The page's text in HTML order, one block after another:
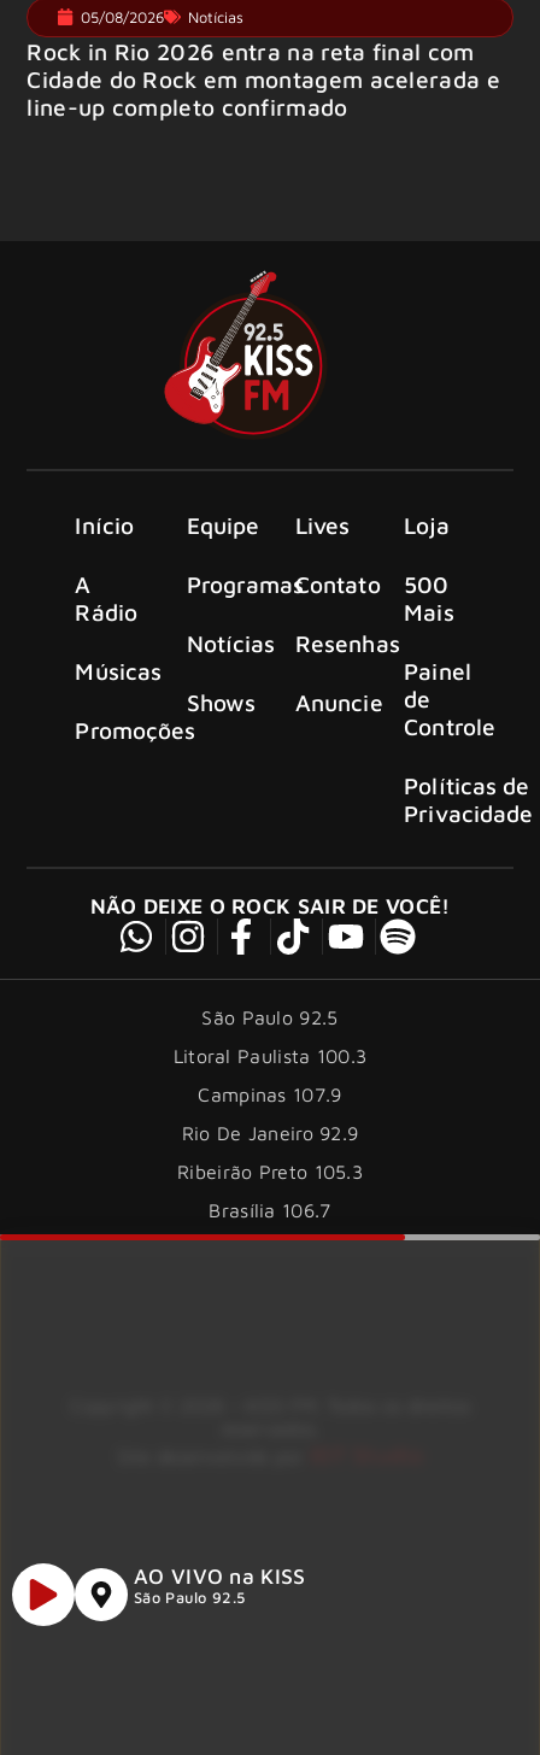
05/08/2026 Notícias
Rock in Rio 2026 entra na reta final com
Cidade do Rock em montagem acelerada e
line-up completo confirmado
Início
A
Rádio
Músicas
Promoções
Equipe
Programas
Notícias
Shows
Lives
Contato
Resenhas
Anuncie
Loja
500
Mais
Painel
de
Controle
Políticas de
Privacidade
NÃO DEIXE O ROCK SAIR DE VOCÊ!
São Paulo 92.5
Litoral Paulista 100.3
Campinas 107.9
Rio De Janeiro 92.9
Ribeirão Preto 105.3
Brasília 106.7
AO VIVO na KISS
São Paulo 92.5